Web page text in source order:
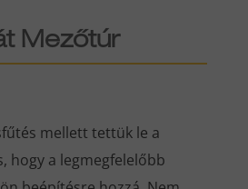
Mezőtúr
mellett tettük le a
hogy a legmegfelelőbb